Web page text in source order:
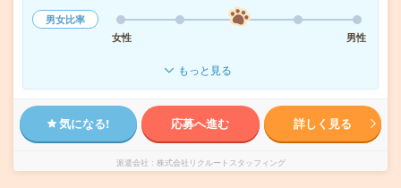
男女比率
女性
男性
もっと見る
気になる! 応募へ進む 詳しく見る
派遣会社 株式会社リクルートスタッフィング